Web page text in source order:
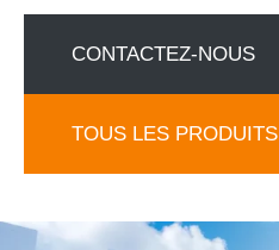
CONTACTEZ-NOUS
TOUS LES PRODUITS